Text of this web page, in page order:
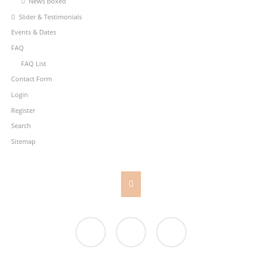
Slider & Testimonials
Events & Dates
FAQ
FAQ List
Contact Form
Login
Register
Search
Sitemap